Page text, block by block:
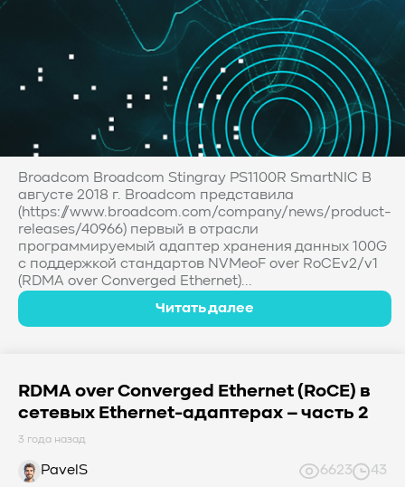
Broadcom Broadcom Stingray PS1100R SmartNIC В
августе 2018 г. Broadcom представила
(https://www.broadcom.com/company/news/product-
releases/40966) первый в отрасли
программируемый адаптер хранения данных 100G
с поддержкой стандартов NVMeoF over RoCEv2/v1
(RDMA over Converged Ethernet)...
Читать далее
RDMA over Converged Ethernet (RoCE) в
сетевых Ethernet-адаптерах – часть 2
3 года назад
PavelS 6623 43